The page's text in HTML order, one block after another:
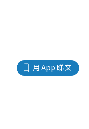
用 App 睇文